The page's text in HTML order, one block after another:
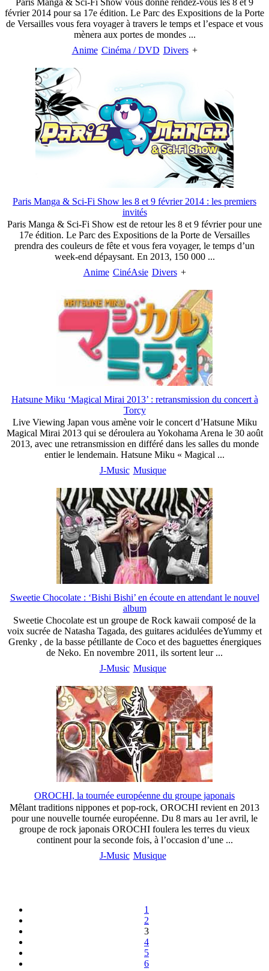
Paris Manga & Sci-Fi Show vous donne rendez-vous les 8 et 9
février 2014 pour sa 17e édition. Le Parc des Expositions de la Porte
de Versailles vous fera voyager à travers le temps et l’espace et vous
mènera aux portes de mondes ...
Anime Cinéma / DVD Divers +
Paris Manga & Sci-Fi Show les 8 et 9 février 2014 : les premiers
invités
Paris Manga & Sci-Fi Show est de retour les 8 et 9 février pour une
17e édition. Le Parc des Expositions de la Porte de Versailles
prendra des couleurs de fête et vous fera voyager, le temps d’un
week-end dépaysant. En 2013, 150 000 ...
Anime CinéAsie Divers +
Hatsune Miku ‘Magical Mirai 2013’ : retransmission du concert à
Torcy
Live Viewing Japan vous amène voir le concert d’Hatsune Miku
Magical Mirai 2013 qui se déroulera au Yokohama Arena le 30 août
2013, avec une retransmission en différé dans les salles du monde
entier le lendemain. Hatsune Miku « Magical ...
J-Music Musique
Sweetie Chocolate : ‘Bishi Bishi’ en écoute en attendant le nouvel
album
Sweetie Chocolate est un groupe de Rock kawaii composé de la
voix sucrée de Natasha Tagada, des guitares acidulées deYummy et
Grenky , de la basse pétillante de Coco et des baguettes énergiques
de Neko. En novembre 2011, ils sortent leur ...
J-Music Musique
OROCHI, la tournée européenne du groupe japonais
Mêlant traditions nippones et pop-rock, OROCHI revient en 2013
pour une nouvelle tournée européenne. Du 8 mars au 1er avril, le
groupe de rock japonais OROCHI foulera les terres du vieux
continent pour la seconde fois, à l’occasion d’une ...
J-Music Musique
1
2
3
4
5
6